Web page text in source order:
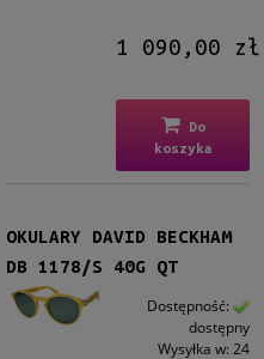
1 090,00 zł
Do
koszyka
OKULARY DAVID BECKHAM
DB 1178/S 40G QT
Dostępność:
dostępny
Wysyłka w: 24